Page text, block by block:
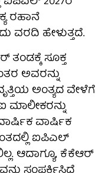
ರಹಾನೆ
ವರದಿ ಹೇಳುತ್ತದೆ.
ಸೂಕ್ತ
ಅವರನ್ನು
ಅಂತ್ಯದ ವೇಳೆಗೆ
ವಾರ್ಷಿಕ
ಐಪಿಎಲ್
ಆದಾಗ್ಯೂ, ಕೆಕೆಆರ್